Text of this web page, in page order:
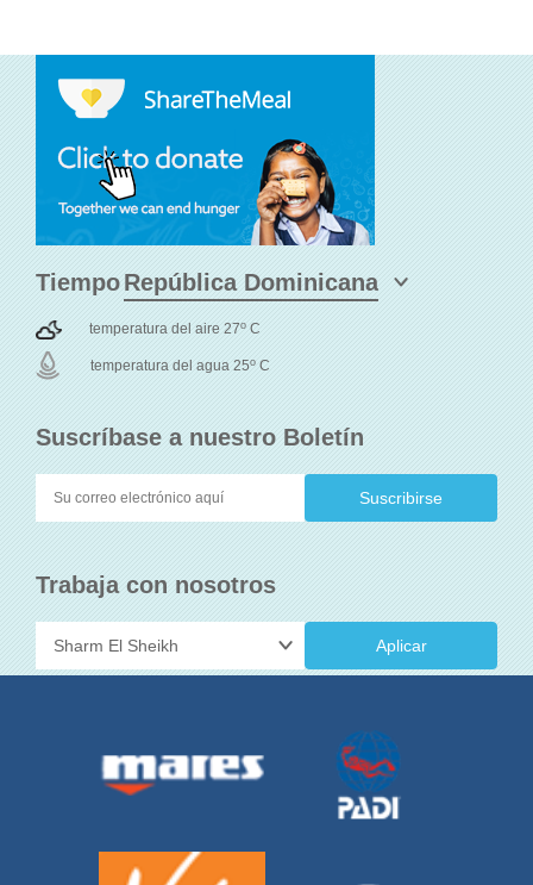
Suscríbase a nuestro Boletín
Trabaja con nosotros
Aplicar
Tiempo
temperatura del aire 27o C
temperatura del agua 25o C